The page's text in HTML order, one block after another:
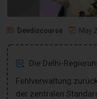
Devdiscourse May
Die Delhi-
Fehlverwaltung
der zentralen